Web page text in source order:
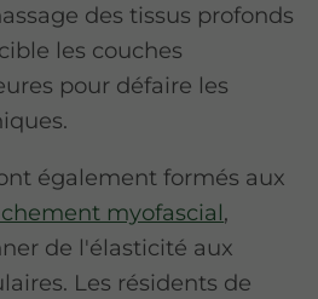
des tissus profonds
les couches
pour défaire les
également formés aux
myofascial,
de l'élasticité aux
Les résidents de